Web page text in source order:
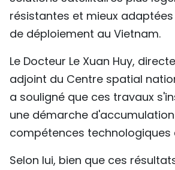
résistantes et mieux
de déploiement au Vietnam.
Le Docteur Le Xuan Huy,
adjoint du Centre spatial
a souligné que ces travaux
une démarche
compétences technologiques
Selon lui, bien que ces